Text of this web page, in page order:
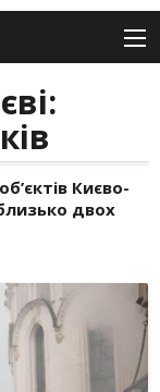
Києво-
двох